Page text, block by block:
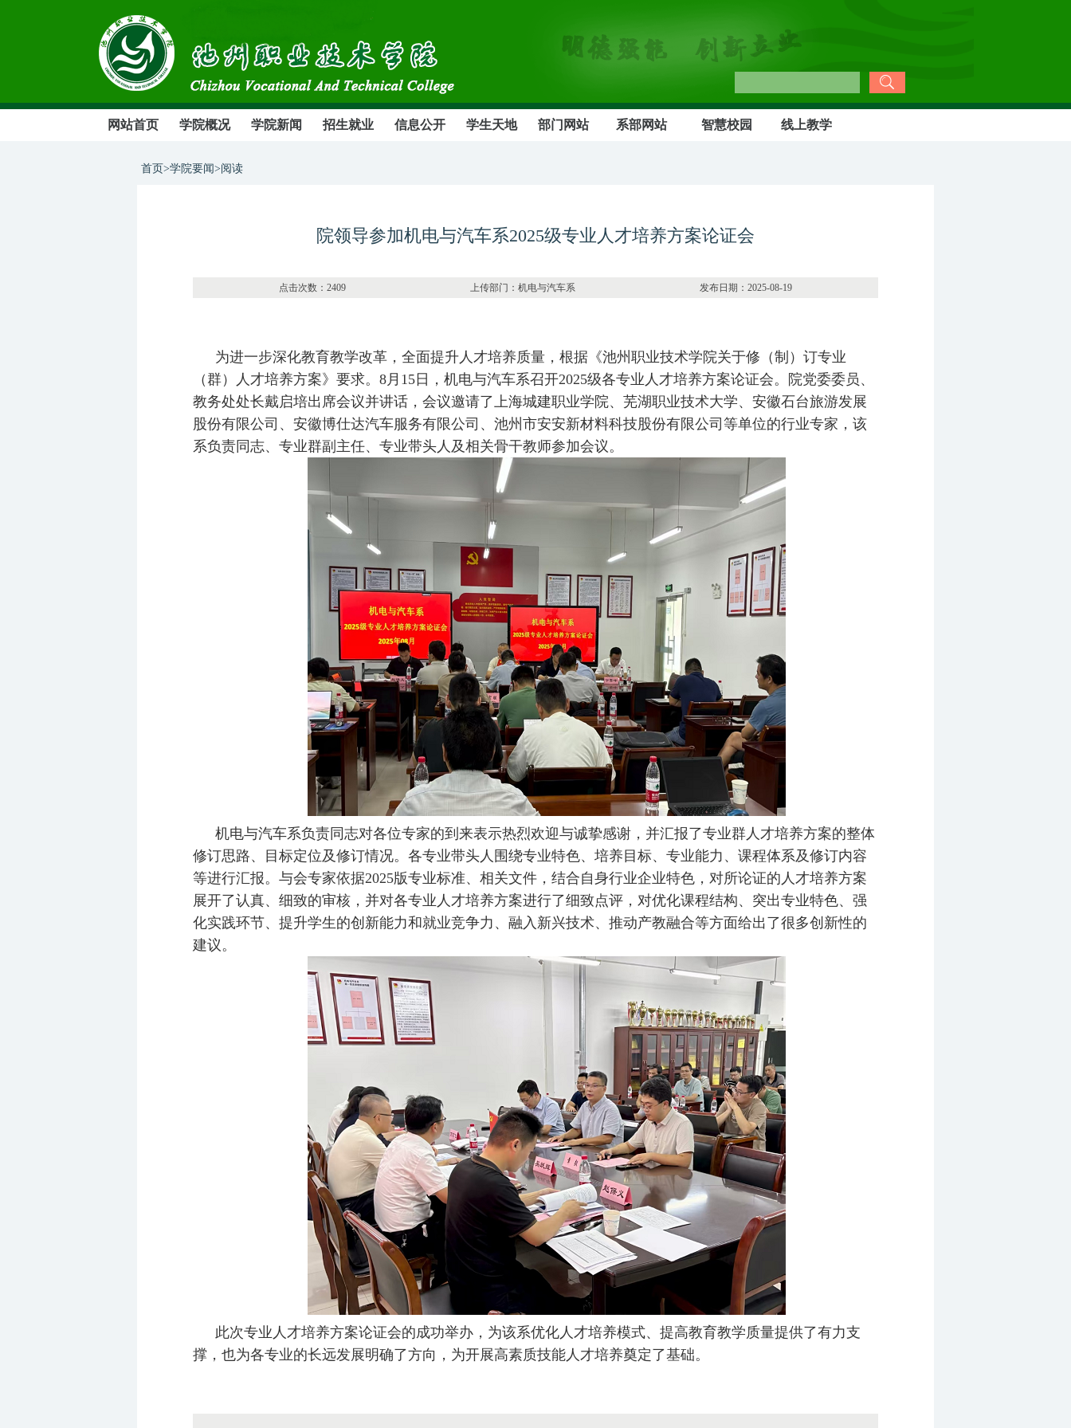
网站首页 学院概况 学院新闻 招生就业 信息公开 学生天地 部门网站 系部网站 智慧校园 线上教学
首页>学院要闻>阅读
院领导参加机电与汽车系2025级专业人才培养方案论证会
点击次数：2409 上传部门：机电与汽车系 发布日期：2025-08-19
为进一步深化教育教学改革，全面提升人才培养质量，根据《池州职业技术学院关于修（制）订专业
（群）人才培养方案》要求。8月15日，机电与汽车系召开2025级各专业人才培养方案论证会。院党委委员、
教务处处长戴启培出席会议并讲话，会议邀请了上海城建职业学院、芜湖职业技术大学、安徽石台旅游发展
股份有限公司、安徽博仕达汽车服务有限公司、池州市安安新材料科技股份有限公司等单位的行业专家，该
系负责同志、专业群副主任、专业带头人及相关骨干教师参加会议。
机电与汽车系负责同志对各位专家的到来表示热烈欢迎与诚挚感谢，并汇报了专业群人才培养方案的整体
修订思路、目标定位及修订情况。各专业带头人围绕专业特色、培养目标、专业能力、课程体系及修订内容
等进行汇报。与会专家依据2025版专业标准、相关文件，结合自身行业企业特色，对所论证的人才培养方案
展开了认真、细致的审核，并对各专业人才培养方案进行了细致点评，对优化课程结构、突出专业特色、强
化实践环节、提升学生的创新能力和就业竞争力、融入新兴技术、推动产教融合等方面给出了很多创新性的
建议。
此次专业人才培养方案论证会的成功举办，为该系优化人才培养模式、提高教育教学质量提供了有力支
撑，也为各专业的长远发展明确了方向，为开展高素质技能人才培养奠定了基础。